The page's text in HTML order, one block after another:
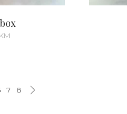
KM
7 8